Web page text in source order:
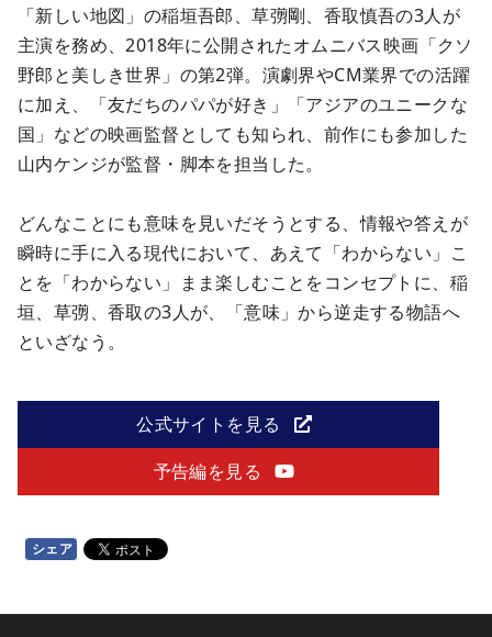
「新しい地図」の稲垣吾郎、草彅剛、香取慎吾の3人が
主演を務め、2018年に公開されたオムニバス映画「クソ
野郎と美しき世界」の第2弾。演劇界やCM業界での活躍
に加え、「友だちのパパが好き」「アジアのユニークな
国」などの映画監督としても知られ、前作にも参加した
山内ケンジが監督・脚本を担当した。
どんなことにも意味を見いだそうとする、情報や答えが
瞬時に手に入る現代において、あえて「わからない」こ
とを「わからない」まま楽しむことをコンセプトに、稲
垣、草彅、香取の3人が、「意味」から逆走する物語へ
といざなう。
公式サイトを見る
予告編を見る
シェア